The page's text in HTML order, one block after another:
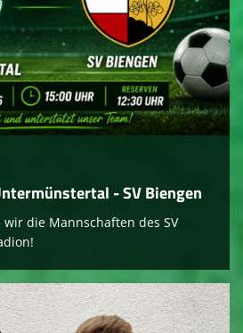
- SV Biengen
die Mannschaften des SV